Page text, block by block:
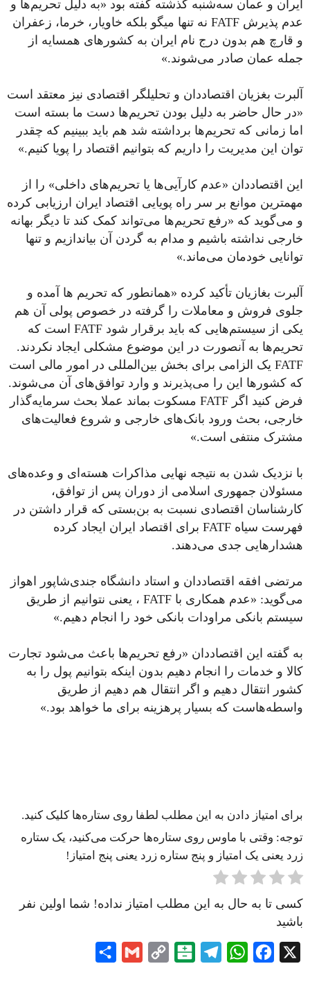
ایران و عمان سه‌شنبه گذشته گفته بود «به دلیل تحریم‌ها و
عدم پذیرش FATF نه تنها میگو بلکه خاویار، خرما، زعفران
و قارچ هم بدون درج نام ایران به کشورهای همسایه از
جمله عمان صادر می‌شوند.»
آلبرت بغزیان اقتصاددان و تحلیلگر اقتصادی نیز معتقد است
«در حال حاضر به دلیل بودن تحریم‌ها دست ما بسته است
اما زمانی که تحریم‌ها برداشته شد هم باید ببینیم که چقدر
توان این مدیریت را داریم که بتوانیم اقتصاد را پویا کنیم.»
این اقتصاددان «عدم کارآیی‌ها یا تحریم‌های داخلی» را از
مهمترین موانع بر سر راه پویایی اقتصاد ایران ارزیابی کرده
و می‌گوید که «رفع تحریم‌ها می‌تواند کمک کند تا دیگر بهانه
خارجی نداشته باشیم و مدام به گردن آن بیاندازیم و تنها
توانایی خودمان می‌ماند.»
آلبرت بغازیان تأکید کرده «همانطور که تحریم ها آمده و
جلوی فروش و معاملات را گرفته در خصوص پولی آن هم
یکی از سیستم‌هایی که باید برقرار شود FATF است که
تحریم‌ها به آنصورت در این موضوع مشکلی ایجاد نکردند.
FATF یک الزامی برای بخش بین‌المللی در امور مالی است
که کشورها این را می‌پذیرند و وارد توافق‌های آن می‌شوند.
فرض کنید اگر FATF مسکوت بماند عملا بحث سرمایه‌گذار
خارجی، بحث ورود بانک‌های خارجی و شروع فعالیت‌های
مشترک منتفی است.»
با نزدیک شدن به نتیجه نهایی مذاکرات هسته‌ای و وعده‌های
مسئولان جمهوری اسلامی از دوران پس از توافق،
کارشناسان اقتصادی نسبت به بن‌بستی که قرار داشتن در
فهرست سیاه FATF برای اقتصاد ایران ایجاد کرده
هشدارهایی جدی می‌دهند.
مرتضی افقه اقتصاددان و استاد دانشگاه جندی‌شاپور اهواز
می‌گوید: «عدم همکاری با FATF ، یعنی نتوانیم از طریق
سیستم بانکی مراودات بانکی خود را انجام دهیم.»
به گفته این اقتصاددان «رفع تحریم‌ها باعث می‌شود تجارت
کالا و خدمات را انجام دهیم بدون اینکه بتوانیم پول را به
کشور انتقال دهیم و اگر انتقال هم دهیم از طریق
واسطه‌هاست که بسیار پرهزینه برای ما خواهد بود.»
برای امتیاز دادن به این مطلب لطفا روی ستاره‌ها کلیک کنید.
توجه: وقتی با ماوس روی ستاره‌ها حرکت می‌کنید، یک ستاره
زرد یعنی یک امتیاز و پنج ستاره زرد یعنی پنج امتیاز!
کسی تا به حال به این مطلب امتیاز نداده! شما اولین نفر
باشید
X
Facebook
WhatsApp
Telegram
Balatarin
Copy
Gmail